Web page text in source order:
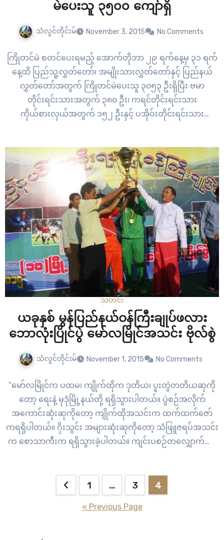
မဲပေးသူ ၃၅၀၀ ကျော်ရှိ
သံလွင်တိုင်းမ် November 3, 2015 No Comments
ကြိုတင်မဲ စတင်ပေးရမည့် အောက်တိုဘာ ၂၉ ရက်နေ့မှ ၃၁ ရက်
နေ့ထိ ပြည်သူ့လွှတ်တော်၊ အမျိုးသားလွှတ်တော်နှင့် ပြည်နယ်
လွှတ်တော်အတွက် ကြိုတင်မဲပေးသူ ၃၀၅၃ ဦးရှိပြီး ဗမာ
တိုင်းရင်းသားအတွက် ၃၈၀ ဦး၊ ကရင်တိုင်းရင်းသား
ကိုယ်စားလှယ်အတွက် ၁၅၂ ဦးနှင့် ပအိုဝ်းတိုင်းရင်းသား
သတင်း
ယခုနှစ် မွန်ပြည်နယ်ဝန်ကြီးချုပ်ဖလား
ဘောလုံးပြိုင်ပွဲ မော်လမြိုင်အသင်း ဗိုလ်စွဲ
သံလွင်တိုင်းမ် November 1, 2015 No Comments
“မော်လမြိုင်က ပထမ၊ ကျိုက်ထိုက ဒုတိယ၊ ပူးတွဲတတိယဆုကို
တော့ ရေးနဲ့ မုဒုံမြို့နယ်တို့ ရရှိသွားပါတယ်။ ပွဲစဉ်အလိုက်
အကောင်းဆုံးဆုကိုတော့ ကျိုက်ထိုအသင်းက ထက်ထက်ဇော်
ကရရှိပါတယ်။ ဂိုးသွင်း အများဆုံးဆုကိုတော့ သံဖြူဇရပ်အသင်း
က စောသာကီးက ရရှိသွားခဲ့ပါတယ်။ ကျင်းပစဉ်တလျှောက်လုံး
အနေဖြင့် ဆီမီးအဆင့်ထိသာ တက်ရောက်နိုင်ခဲ့သည့်အတွက် စိတ်
မကောင်း…
pagination
1 … 3 4
« Previous Page